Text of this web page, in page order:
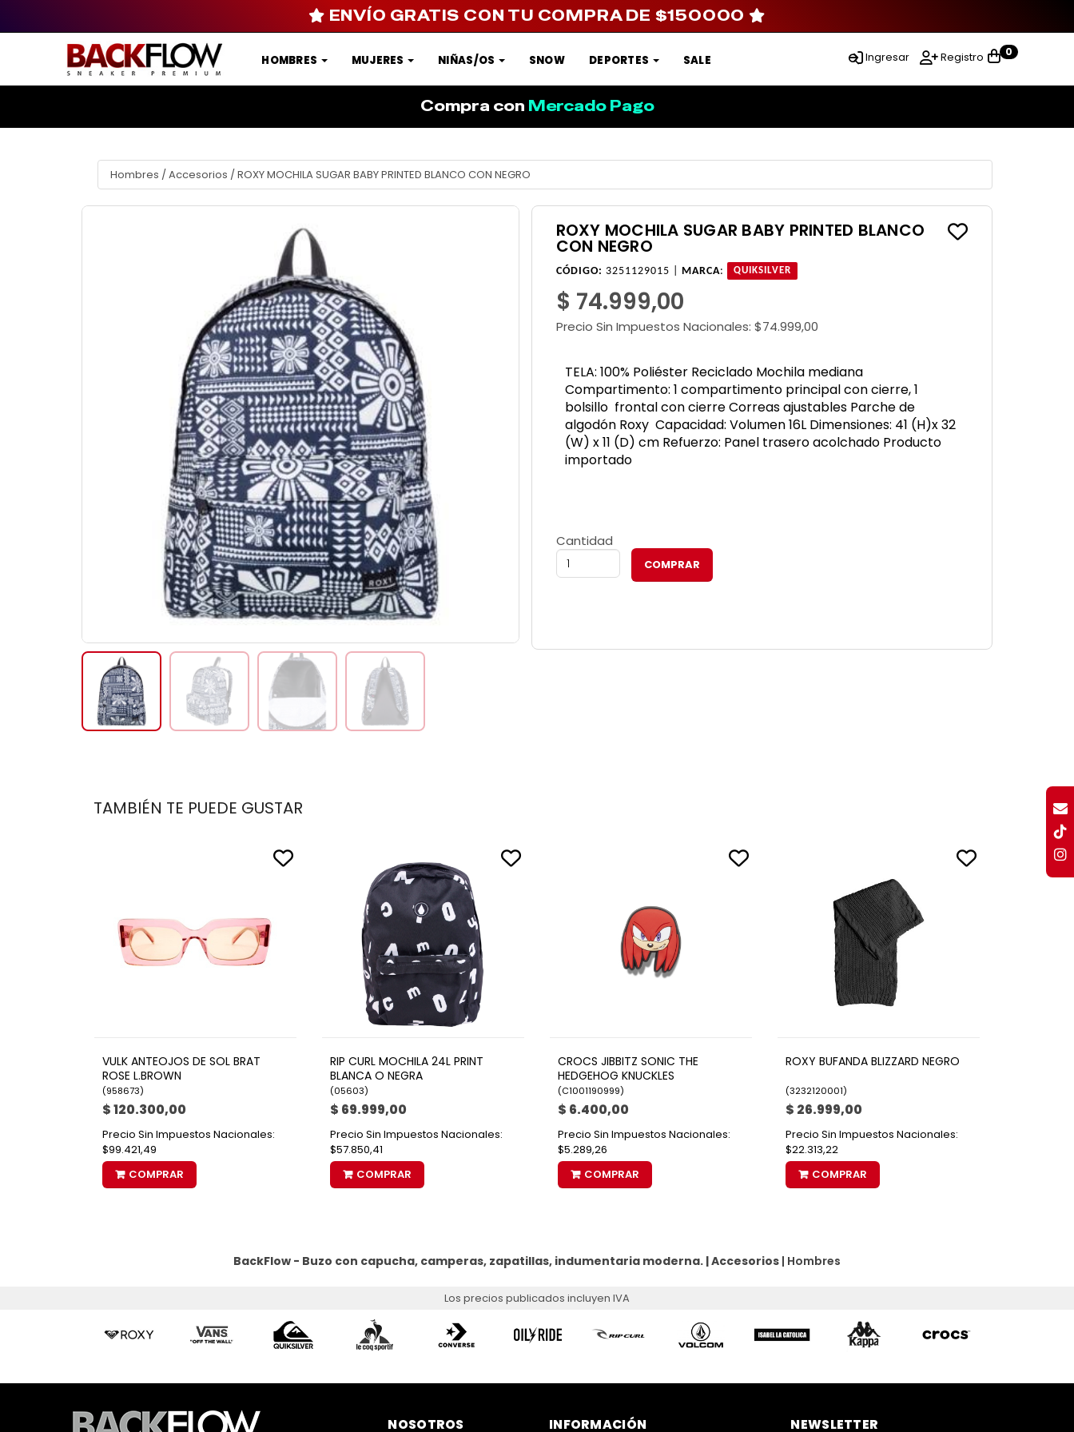
Ingresar Registro 0
HOMBRES MUJERES NIÑAS/OS SNOW DEPORTES SALE
ENVÍO GRATIS CON TU COMPRA DE $150000
Compra con Mercado Pago
Hombres / Accesorios / ROXY MOCHILA SUGAR BABY PRINTED BLANCO CON NEGRO
ROXY MOCHILA SUGAR BABY PRINTED BLANCO
CON NEGRO
CÓDIGO: 3251129015 | MARCA: QUIKSILVER
$ 74.999,00
Precio Sin Impuestos Nacionales: $74.999,00
TELA: 100% Poliéster Reciclado Mochila mediana
Compartimento: 1 compartimento principal con cierre, 1
bolsillo frontal con cierre Correas ajustables Parche de
algodón Roxy Capacidad: Volumen 16L Dimensiones: 41 (H)x 32
(W) x 11 (D) cm Refuerzo: Panel trasero acolchado Producto
importado
Cantidad
TAMBIÉN TE PUEDE GUSTAR
VULK ANTEOJOS DE SOL BRAT
ROSE L.BROWN
(958673)
$ 120.300,00
Precio Sin Impuestos Nacionales:
$99.421,49
COMPRAR
RIP CURL MOCHILA 24L PRINT
BLANCA O NEGRA
(05603)
$ 69.999,00
Precio Sin Impuestos Nacionales:
$57.850,41
COMPRAR
CROCS JIBBITZ SONIC THE
HEDGEHOG KNUCKLES
(C1001190999)
$ 6.400,00
Precio Sin Impuestos Nacionales:
$5.289,26
COMPRAR
ROXY BUFANDA BLIZZARD NEGRO
(3232120001)
$ 26.999,00
Precio Sin Impuestos Nacionales:
$22.313,22
COMPRAR
BackFlow - Buzo con capucha, camperas, zapatillas, indumentaria moderna. |Accesorios | Hombres
Los precios publicados incluyen IVA
NOSOTROS INFORMACIÓN NEWSLETTER